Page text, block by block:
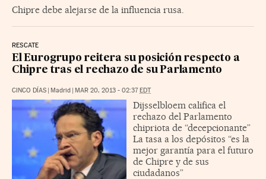
Chipre debe alejarse de la influencia rusa.
RESCATE
El Eurogrupo reitera su posición respecto a
Chipre tras el rechazo de su Parlamento
CINCO DÍAS | Madrid | MAR 20, 2013 - 02:37EDT
Dijsselbloem califica el
rechazo del Parlamento
chipriota de “decepcionante”
La tasa a los depósitos “es la
mejor garantía para el futuro
de Chipre y de sus
ciudadanos”